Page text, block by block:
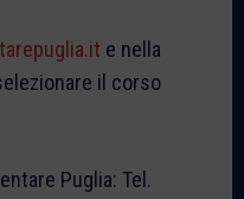
e nella
il corso
Puglia: Tel.